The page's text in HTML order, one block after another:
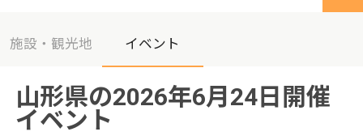
施設・観光地 イベント
山形県の2026年6月24日開催
イベント